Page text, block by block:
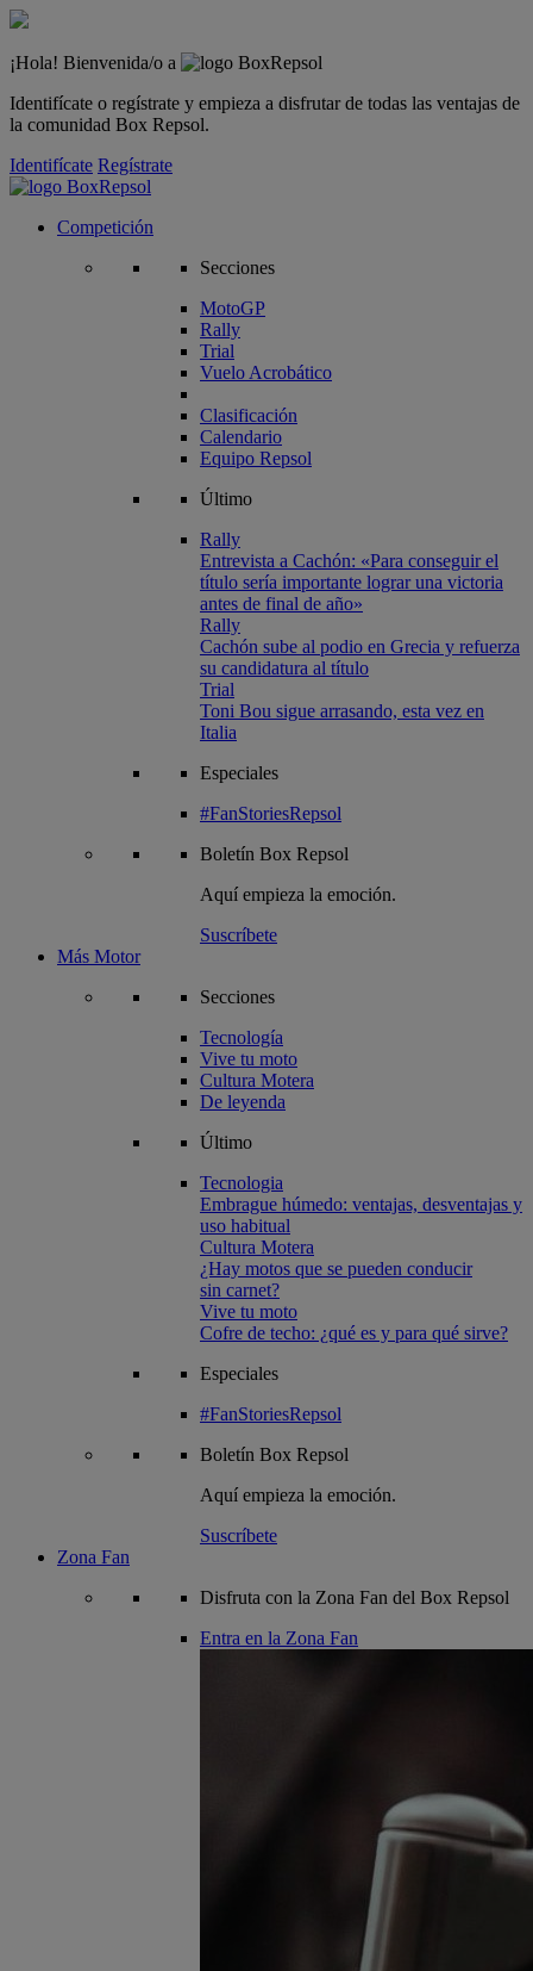
¡Hola! Bienvenida/o a
Identifícate o regístrate y empieza a disfrutar de todas las ventajas de
la comunidad Box Repsol.
Identifícate Regístrate
Competición
Secciones
MotoGP
Rally
Trial
Vuelo Acrobático
Clasificación
Calendario
Equipo Repsol
Último
Rally
Entrevista a Cachón: «Para conseguir el
título sería importante lograr una victoria
antes de final de año»
Rally
Cachón sube al podio en Grecia y refuerza
su candidatura al título
Trial
Toni Bou sigue arrasando, esta vez en
Italia
Especiales
#FanStoriesRepsol
Boletín Box Repsol
Aquí empieza la emoción.
Suscríbete
Más Motor
Secciones
Tecnología
Vive tu moto
Cultura Motera
De leyenda
Último
Tecnologia
Embrague húmedo: ventajas, desventajas y
uso habitual
Cultura Motera
¿Hay motos que se pueden conducir
sin carnet?
Vive tu moto
Cofre de techo: ¿qué es y para qué sirve?
Especiales
#FanStoriesRepsol
Boletín Box Repsol
Aquí empieza la emoción.
Suscríbete
Zona Fan
Disfruta con la Zona Fan del Box Repsol
Entra en la Zona Fan